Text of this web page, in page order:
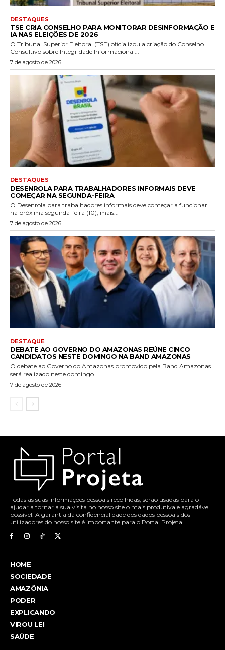
DESTAQUES
TSE CRIA CONSELHO PARA MONITORAR DESINFORMAÇÃO E
IA NAS ELEIÇÕES DE 2026
O Tribunal Superior Eleitoral (TSE) oficializou a criação do Conselho
Consultivo sobre Integridade Informacional...
7 de agosto de 2026
DESTAQUES
DESENROLA PARA TRABALHADORES INFORMAIS DEVE
COMEÇAR NA SEGUNDA-FEIRA
O Desenrola para trabalhadores informais deve começar a funcionar
na próxima segunda-feira (10), mais...
7 de agosto de 2026
DESTAQUE
DEBATE AO GOVERNO DO AMAZONAS REÚNE CINCO
CANDIDATOS NESTE DOMINGO NA BAND AMAZONAS
O debate ao Governo do Amazonas promovido pela Band Amazonas
será realizado neste domingo...
7 de agosto de 2026
Todas as suas informações pessoais recolhidas, serão usadas para o
ajudar a tornar a sua visita no nosso site o mais produtiva e agradável
possível. A garantia da confidencialidade dos dados pessoais dos
utilizadores do nosso site é importante para o Portal Projeta.
HOME
SOCIEDADE
AMAZÔNIA
PODER
EXPLICANDO
VIROU LEI
SAÚDE